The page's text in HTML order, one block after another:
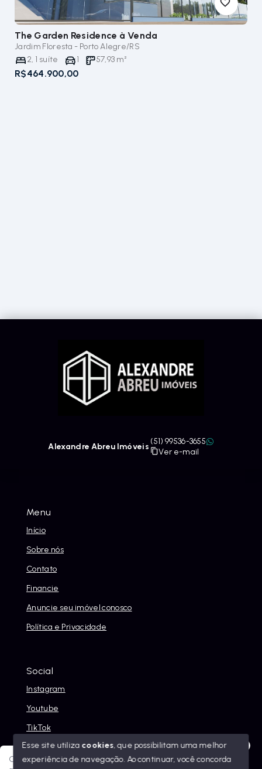
The Garden Residence à Venda
Jardim Floresta - Porto Alegre/RS
2, 1 suíte 1 57,93 m²
R$464.900,00
Olá! Sua jornada ao novo imóvel começa aqui. Como posso
Menu
Início
Sobre nós
Contato
Financie
Anuncie seu imóvel conosco
Política e Privacidade
Social
Instagram
Youtube
TikTok
Alexandre Abreu Imóveis
(51) 99536-3655
Ver e-mail
Esse site utiliza cookies, que possibilitam uma melhor
experiência de navegação.Ao continuar, você concorda